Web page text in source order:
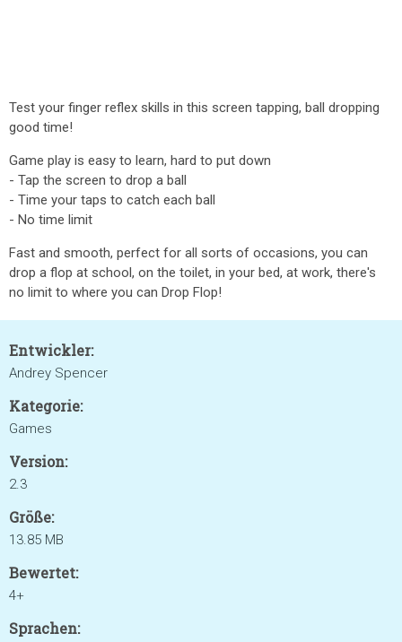
Test your finger reflex skills in this screen tapping, ball dropping
good time!
Game play is easy to learn, hard to put down
- Tap the screen to drop a ball
- Time your taps to catch each ball
- No time limit
Fast and smooth, perfect for all sorts of occasions, you can
drop a flop at school, on the toilet, in your bed, at work, there's
no limit to where you can Drop Flop!
Entwickler:
Andrey Spencer
Kategorie:
Games
Version:
2.3
Größe:
13.85 MB
Bewertet:
4+
Sprachen: